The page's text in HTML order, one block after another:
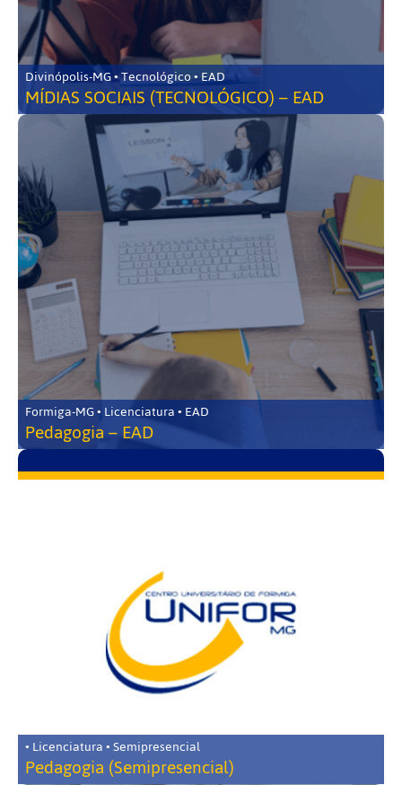
Divinópolis-MG • Tecnológico • EAD
MÍDIAS SOCIAIS (TECNOLÓGICO) – EAD
Formiga-MG • Licenciatura • EAD
Pedagogia – EAD
• Licenciatura • Semipresencial
Pedagogia (Semipresencial)